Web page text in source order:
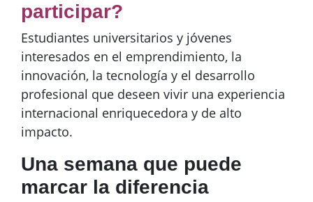
participar?
Estudiantes universitarios y jóvenes
interesados en el emprendimiento, la
innovación, la tecnología y el desarrollo
profesional que deseen vivir una experiencia
internacional enriquecedora y de alto
impacto.
Una semana que puede
marcar la diferencia